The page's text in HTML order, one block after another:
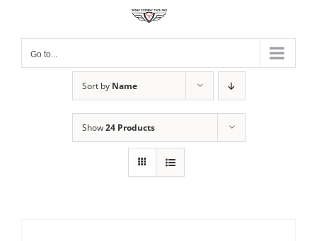
contentGo to...
Sort by Name
Show24 Products